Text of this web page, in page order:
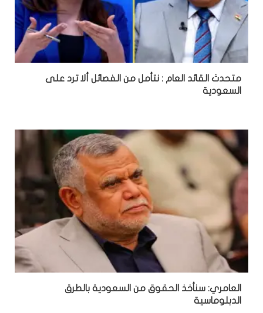
متحدث القائد العام : نتأمل من الفصائل ألا ترد على
السعودية
العامري: سنأخذ الحقوق من السعودية بالطرق
الدبلوماسية